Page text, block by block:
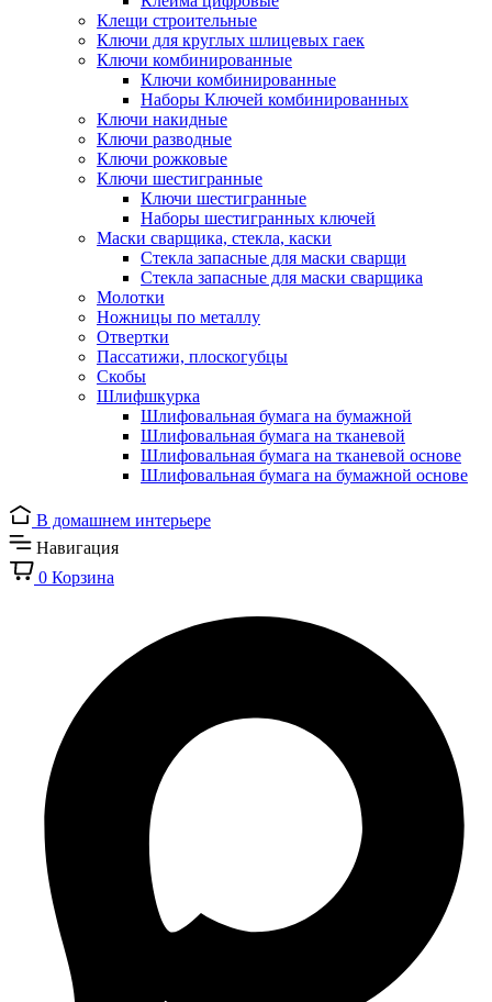
Клещи строительные
Ключи для круглых шлицевых гаек
Ключи комбинированные
Ключи комбинированные
Наборы Ключей комбинированных
Ключи накидные
Ключи разводные
Ключи рожковые
Ключи шестигранные
Ключи шестигранные
Наборы шестигранных ключей
Маски сварщика, стекла, каски
Стекла запасные для маски сварщи
Стекла запасные для маски сварщика
Молотки
Ножницы по металлу
Отвертки
Пассатижи, плоскогубцы
Скобы
Шлифшкурка
Шлифовальная бумага на бумажной
Шлифовальная бумага на тканевой
Шлифовальная бумага на тканевой основе
Шлифовальная бумага на бумажной основе
В домашнем интерьере
Навигация
0 Корзина